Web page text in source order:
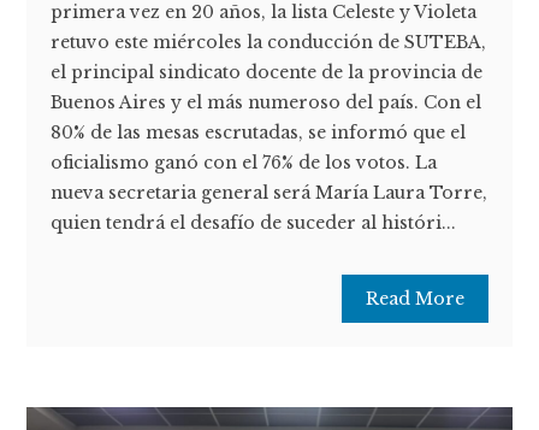
primera vez en 20 años, la lista Celeste y Violeta
retuvo este miércoles la conducción de SUTEBA,
el principal sindicato docente de la provincia de
Buenos Aires y el más numeroso del país. Con el
80% de las mesas escrutadas, se informó que el
oficialismo ganó con el 76% de los votos. La
nueva secretaria general será María Laura Torre,
quien tendrá el desafío de suceder al históri...
Read More